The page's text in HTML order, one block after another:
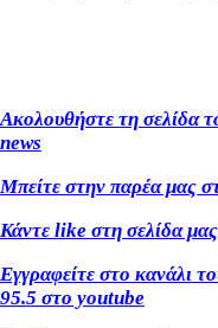
Ακολουθήστε τη σελίδα
news
Μπείτε στην παρέα μας
Κάντε like στη σελίδα
Εγγραφείτε στο κανάλι
95.5 στο youtube